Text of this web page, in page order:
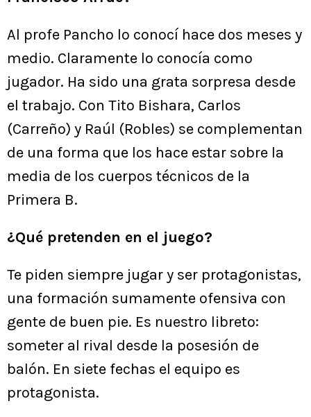
Al profe Pancho lo conocí hace dos meses y
medio. Claramente lo conocía como
jugador. Ha sido una grata sorpresa desde
el trabajo. Con Tito Bishara, Carlos
(Carreño) y Raúl (Robles) se complementan
de una forma que los hace estar sobre la
media de los cuerpos técnicos de la
Primera B.
¿Qué pretenden en el juego?
Te piden siempre jugar y ser protagonistas,
una formación sumamente ofensiva con
gente de buen pie. Es nuestro libreto:
someter al rival desde la posesión de
balón. En siete fechas el equipo es
protagonista.